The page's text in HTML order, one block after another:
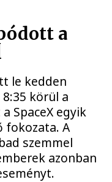
a
le kedden
körül a
SpaceX egyik
fokozata. A
szemmel
azonban